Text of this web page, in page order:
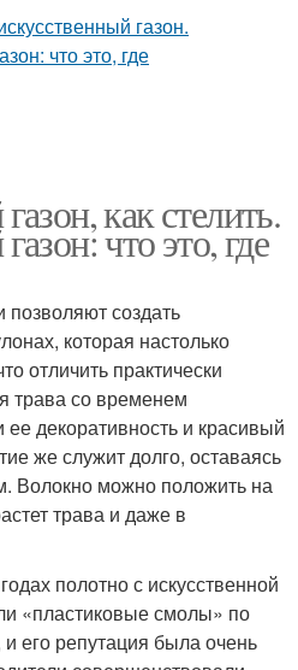
как стелить.
что это, где
создать
которая настолько
отличить практически
трава со временем
декоративность и красивый
же служит долго, оставаясь
Волокно можно положить на
трава и даже в
полотно с искусственной
«пластиковые смолы» по
его репутация была очень